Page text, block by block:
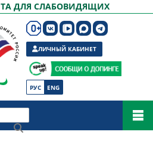
ДЛЯ СЛАБОВИДЯЩИХ
РУС ENG
ЛИЧНЫЙ КАБИНЕТ